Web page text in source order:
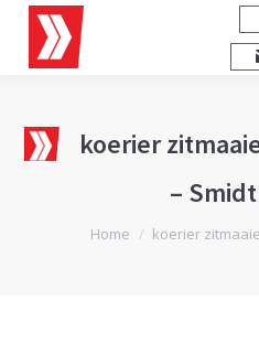
koerier
–
Je bent hier:
Home koerier